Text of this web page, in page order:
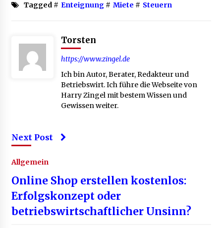
Tagged # Enteignung# Miete # Steuern
Torsten
https://www.zingel.de
Ich bin Autor, Berater, Redakteur und
Betriebswirt. Ich führe die Webseite von
Harry Zingel mit bestem Wissen und
Gewissen weiter.
Next Post
Allgemein
Online Shop erstellen kostenlos:
Erfolgskonzept oder
betriebswirtschaftlicher Unsinn?